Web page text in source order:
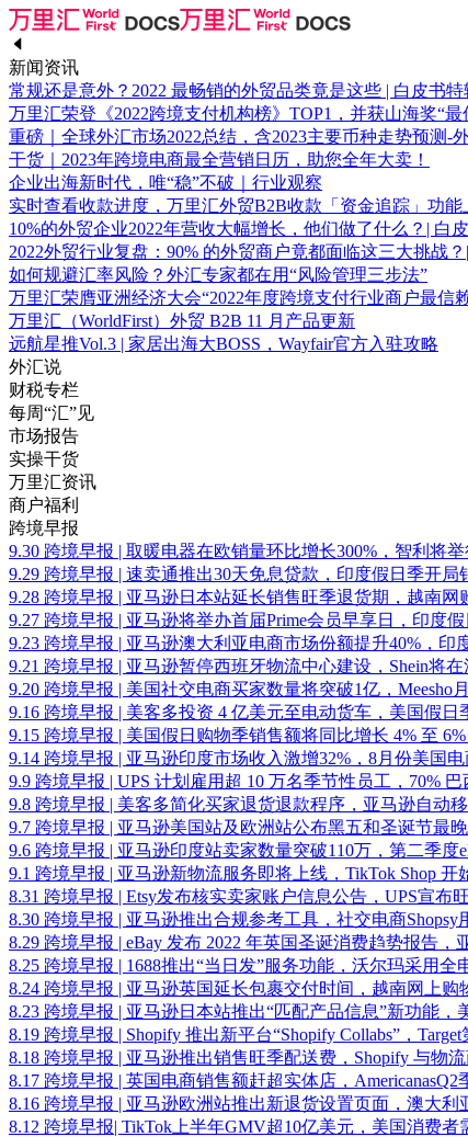
新闻资讯
常规还是意外？2022 最畅销的外贸品类竟是这些 | 白皮书特
万里汇荣登《2022跨境支付机构榜》TOP1，并获山海奖“最
重磅｜全球外汇市场2022总结，含2023主要币种走势预测-
干货｜2023年跨境电商最全营销日历，助您全年大卖！
企业出海新时代，唯“稳”不破｜行业观察
实时查看收款进度，万里汇外贸B2B收款「资金追踪」功能
10%的外贸企业2022年营收大幅增长，他们做了什么？| 白
2022外贸行业复盘：90% 的外贸商户竟都面临这三大挑战？
如何规避汇率风险？外汇专家都在用“风险管理三步法”
万里汇荣膺亚洲经济大会“2022年度跨境支付行业商户最信
万里汇（WorldFirst）外贸 B2B 11 月产品更新
远航星推Vol.3 | 家居出海大BOSS，Wayfair官方入驻攻略
外汇说
财税专栏
每周“汇”见
市场报告
实操干货
万里汇资讯
商户福利
跨境早报
9.30 跨境早报 | 取暖电器在欧销量环比增长300%，智利将举
9.29 跨境早报 | 速卖通推出30天免息贷款，印度假日季开局
9.28 跨境早报 | 亚马逊日本站延长销售旺季退货期，越南网
9.27 跨境早报 | 亚马逊将举办首届Prime会员早享日，印度
9.23 跨境早报 | 亚马逊澳大利亚电商市场份额提升40%，印
9.21 跨境早报 | 亚马逊暂停西班牙物流中心建设，Shein将
9.20 跨境早报 | 美国社交电商买家数量将突破1亿，Meesho
9.16 跨境早报 | 美客多投资 4 亿美元至电动货车，美国假日
9.15 跨境早报 | 美国假日购物季销售额将同比增长 4% 至 6%
9.14 跨境早报 | 亚马逊印度市场收入激增32%，8月份美国
9.9 跨境早报 | UPS 计划雇用超 10 万名季节性员工，70%
9.8 跨境早报 | 美客多简化买家退货退款程序，亚马逊自动
9.7 跨境早报 | 亚马逊美国站及欧洲站公布黑五和圣诞节最
9.6 跨境早报 | 亚马逊印度站卖家数量突破110万，第二季度
9.1 跨境早报 | 亚马逊新物流服务即将上线，TikTok Shop 开
8.31 跨境早报 | Etsy发布核实卖家账户信息公告，UPS宣布
8.30 跨境早报 | 亚马逊推出合规参考工具，社交电商Shopsy
8.29 跨境早报 | eBay 发布 2022 年英国圣诞消费趋势报告，
8.25 跨境早报 | 1688推出“当日发”服务功能，沃尔玛采用全
8.24 跨境早报 | 亚马逊英国延长包裹交付时间，越南网上购
8.23 跨境早报 | 亚马逊日本站推出“匹配产品信息”新功能，
8.19 跨境早报 | Shopify 推出新平台“Shopify Collabs”，
8.18 跨境早报 | 亚马逊推出销售旺季配送费，Shopify 与物
8.17 跨境早报 | 英国电商销售额赶超实体店，AmericanasQ2
8.16 跨境早报 | 亚马逊欧洲站推出新退货设置页面，澳大利
8.12 跨境早报| TikTok上半年GMV超10亿美元，美国消费者